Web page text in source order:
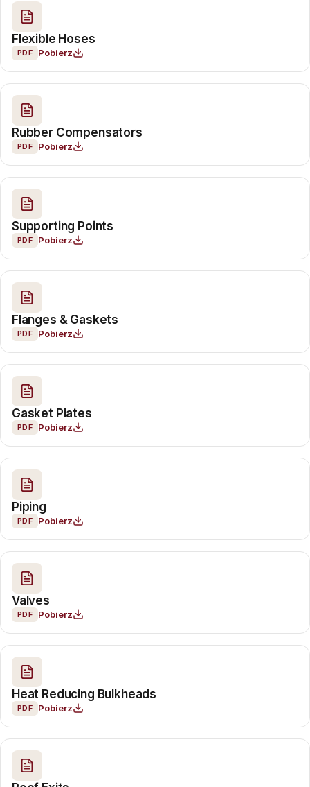
Flexible Hoses
PDF Pobierz
Rubber Compensators
PDF Pobierz
Supporting Points
PDF Pobierz
Flanges & Gaskets
PDF Pobierz
Gasket Plates
PDF Pobierz
Piping
PDF Pobierz
Valves
PDF Pobierz
Heat Reducing Bulkheads
PDF Pobierz